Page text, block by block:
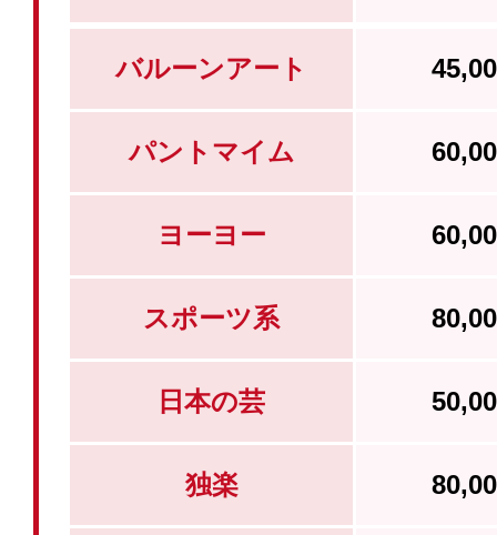
バルーンアート
パントマイム
ヨーヨー
スポーツ系
日本の芸
独楽